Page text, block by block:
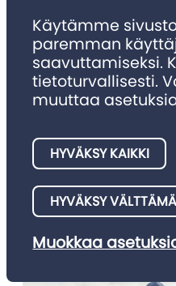
Nimitykset 4/2025
Julkaisemme tällä
ilmoittamia nimitysuutisia.
Käytämme
paremman
saavuttamiseksi.
tietoturvallisesti.
muuttaa
HYVÄKSY
HYVÄKSY KAIKKI
Muokkaa